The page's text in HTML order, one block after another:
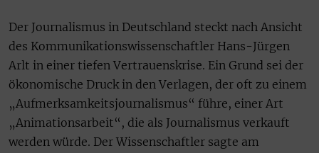
Der Journalismus in Deutschland steckt nach Ansicht
des Kommunikationswissenschaftler Hans-Jürgen
Arlt in einer tiefen Vertrauenskrise. Ein Grund sei der
ökonomische Druck in den Verlagen, der oft zu einem
„Aufmerksamkeitsjournalismus“ führe, einer Art
„Animationsarbeit“, die als Journalismus verkauft
werden würde. Der Wissenschaftler sagte am